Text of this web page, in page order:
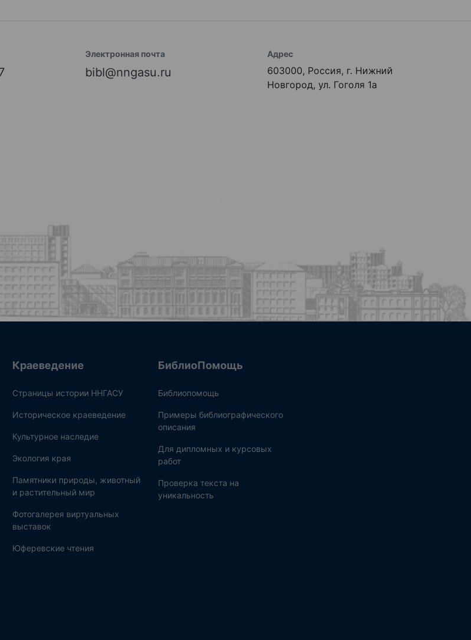
Электронная почта
bibl@nngasu.ru
Адрес
603000, Россия, г. Нижний
Новгород, ул. Гоголя 1а
Краеведение
Страницы истории ННГАСУ
Историческое краеведение
Культурное наследие
Экология края
Памятники природы, животный
и растительный мир
Фотогалерея виртуальных
выставок
Юферевские чтения
БиблиоПомощь
Библиопомощь
Примеры библиографического
описания
Для дипломных и курсовых
работ
Проверка текста на
уникальность